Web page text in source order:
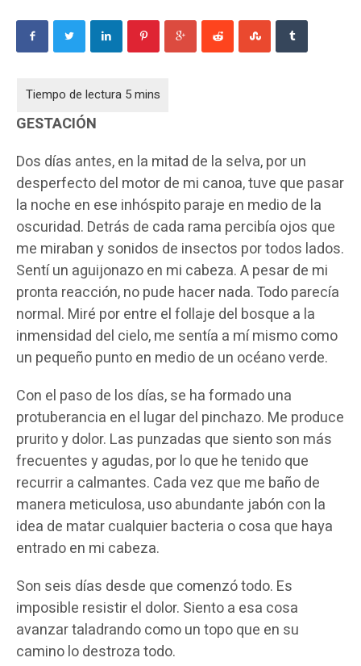
GESTACIÓN
Dos días antes, en la mitad de la selva, por un
desperfecto del motor de mi canoa, tuve que pasar
la noche en ese inhóspito paraje en medio de la
oscuridad. Detrás de cada rama percibía ojos que
me miraban y sonidos de insectos por todos lados.
Sentí un aguijonazo en mi cabeza. A pesar de mi
pronta reacción, no pude hacer nada. Todo parecía
normal. Miré por entre el follaje del bosque a la
inmensidad del cielo, me sentía a mí mismo como
un pequeño punto en medio de un océano verde.
Con el paso de los días, se ha formado una
protuberancia en el lugar del pinchazo. Me produce
prurito y dolor. Las punzadas que siento son más
frecuentes y agudas, por lo que he tenido que
recurrir a calmantes. Cada vez que me baño de
manera meticulosa, uso abundante jabón con la
idea de matar cualquier bacteria o cosa que haya
entrado en mi cabeza.
Son seis días desde que comenzó todo. Es
imposible resistir el dolor. Siento a esa cosa
avanzar taladrando como un topo que en su
camino lo destroza todo.